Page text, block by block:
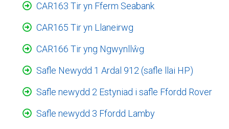
CAR163 Tir yn Fferm Seabank
CAR165 Tir yn Llaneirwg
CAR166 Tir yng Ngwynllŵg
Safle Newydd 1 Ardal 912 (safle llai HP)
Safle newydd 2 Estyniad i safle Ffordd Rover
Safle newydd 3 Ffordd Lamby